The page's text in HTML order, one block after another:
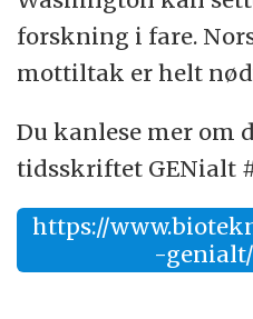
forskning i fare.
mottiltak er helt
Du kanlese mer om
tidsskriftet GENialt
https://
-